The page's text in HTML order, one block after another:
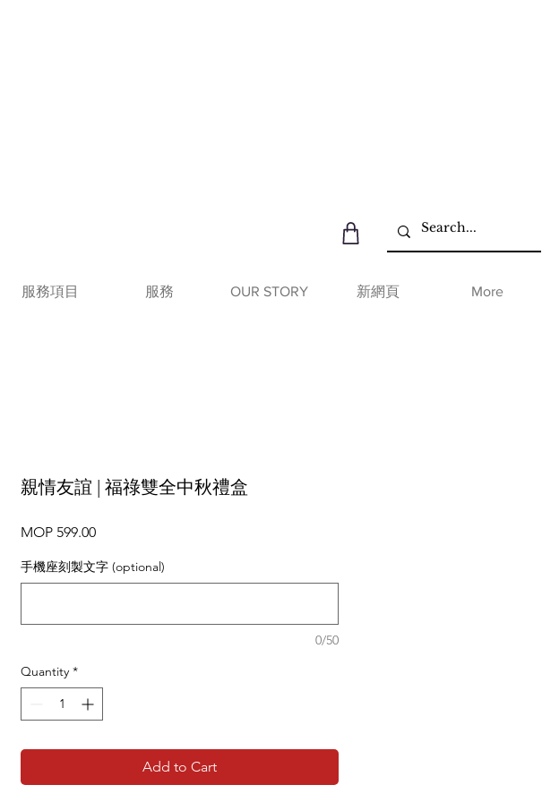
服務項目 服務 OUR STORY 新網頁 More
親情友誼 | 福祿雙全中秋禮盒
MOP 599.00Price
手機座刻製文字 (optional)
0/50
Quantity *
Add to Cart